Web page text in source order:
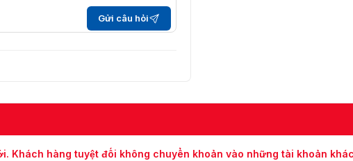
Gửi câu hỏi
Khách hàng tuyệt đối không chuyển khoản vào những tài khoản